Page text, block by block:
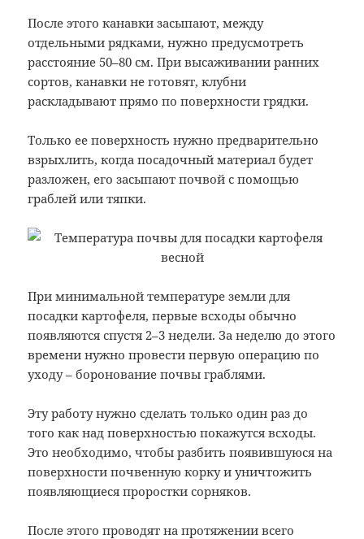
После этого канавки засыпают, между
отдельными рядками, нужно предусмотреть
расстояние 50–80 см. При высаживании ранних
сортов, канавки не готовят, клубни
раскладывают прямо по поверхности грядки.
Только ее поверхность нужно предварительно
взрыхлить, когда посадочный материал будет
разложен, его засыпают почвой с помощью
граблей или тяпки.
При минимальной температуре земли для
посадки картофеля, первые всходы обычно
появляются спустя 2–3 недели. За неделю до этого
времени нужно провести первую операцию по
уходу – боронование почвы граблями.
Эту работу нужно сделать только один раз до
того как над поверхностью покажутся всходы.
Это необходимо, чтобы разбить появившуюся на
поверхности почвенную корку и уничтожить
появляющиеся проростки сорняков.
После этого проводят на протяжении всего